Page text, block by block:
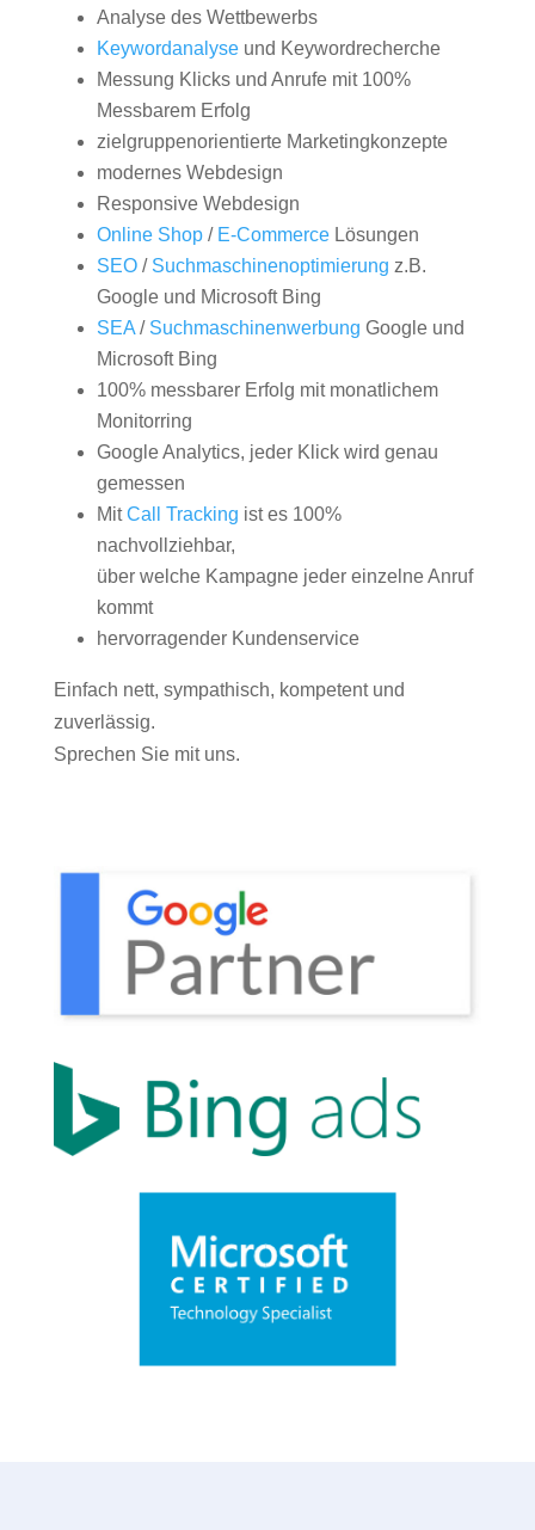
Analyse des Wettbewerbs
Keywordanalyseund Keywordrecherche
Messung Klicks und Anrufe mit 100%
Messbarem Erfolg
zielgruppenorientierte Marketingkonzepte
modernes Webdesign
Responsive Webdesign
Online Shop/ E-CommerceLösungen
SEO/ Suchmaschinenoptimierung z.B.
Google und Microsoft Bing
SEA/ Suchmaschinenwerbung Google und
Microsoft Bing
100% messbarer Erfolg mit monatlichem
Monitorring
Google Analytics, jeder Klick wird genau
gemessen
MitCall Tracking ist es 100%
nachvollziehbar,
über welche Kampagne jeder einzelne Anruf
kommt
hervorragender Kundenservice
Einfach nett, sympathisch, kompetent und
zuverlässig.
Sprechen Sie mit uns.